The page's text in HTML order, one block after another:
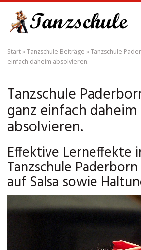
main
content
Start»Tanzschule Beiträge »Tanzschule
einfach daheim absolvieren.
Tanzschule
ganz einfach daheim
absolvieren.
Effektive Lerneffekte
Tanzschule
auf Salsa sowie